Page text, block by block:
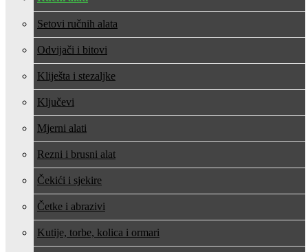
Setovi ručnih alata
Odvijači i bitovi
Kliješta i stezaljke
Ključevi
Mjerni alati
Rezni i brusni alat
Čekići i sjekire
Četke i abrazivi
Kutije, torbe, kolica i ormari